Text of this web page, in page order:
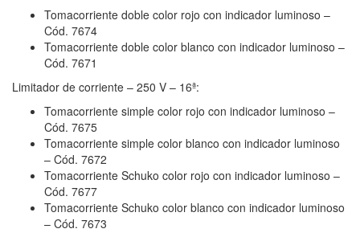
Tomacorriente doble color rojo con indicador luminoso –
Cód. 7674
Tomacorriente doble color blanco con indicador luminoso –
Cód. 7671
Limitador de corriente – 250 V – 16ª:
Tomacorriente simple color rojo con indicador luminoso –
Cód. 7675
Tomacorriente simple color blanco con indicador luminoso
– Cód. 7672
Tomacorriente Schuko color rojo con indicador luminoso –
Cód. 7677
Tomacorriente Schuko color blanco con indicador luminoso
– Cód. 7673